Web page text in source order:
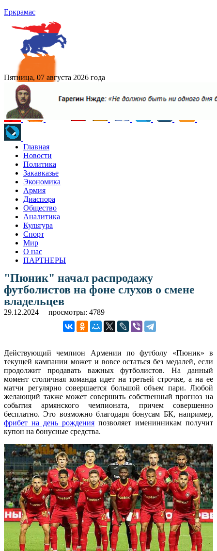
Еркрамас
Пятница, 07 августа 2026 года
Главная
Новости
Политика
Закавказье
Экономика
Армия
Диаспора
Общество
Аналитика
Культура
Спорт
Мир
О нас
ПАРТНЕРЫ
"Пюник" начал распродажу
футболистов на фоне слухов о смене
владельцев
29.12.2024 просмотры: 4789
Действующий чемпион Армении по футболу «Пюник» в
текущей кампании может и вовсе остаться без медалей, если
продолжит продавать важных футболистов. На данный
момент столичная команда идет на третьей строчке, а на ее
матчи регулярно совершается большой объем пари. Любой
желающий также может совершить собственный прогноз на
события армянского чемпионата, причем совершенно
бесплатно. Это возможно благодаря бонусам БК, например,
фрибет на день рождения позволяет именинникам получит
купон на бонусные средства.